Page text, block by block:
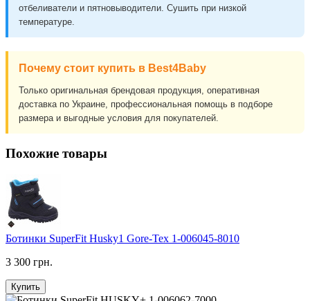
отбеливатели и пятновыводители. Сушить при низкой
температуре.
Почему стоит купить в Best4Baby
Только оригинальная брендовая продукция, оперативная
доставка по Украине, профессиональная помощь в подборе
размера и выгодные условия для покупателей.
Похожие товары
Ботинки SuperFit Husky1 Gore-Tex 1-006045-8010
3 300 грн.
Купить